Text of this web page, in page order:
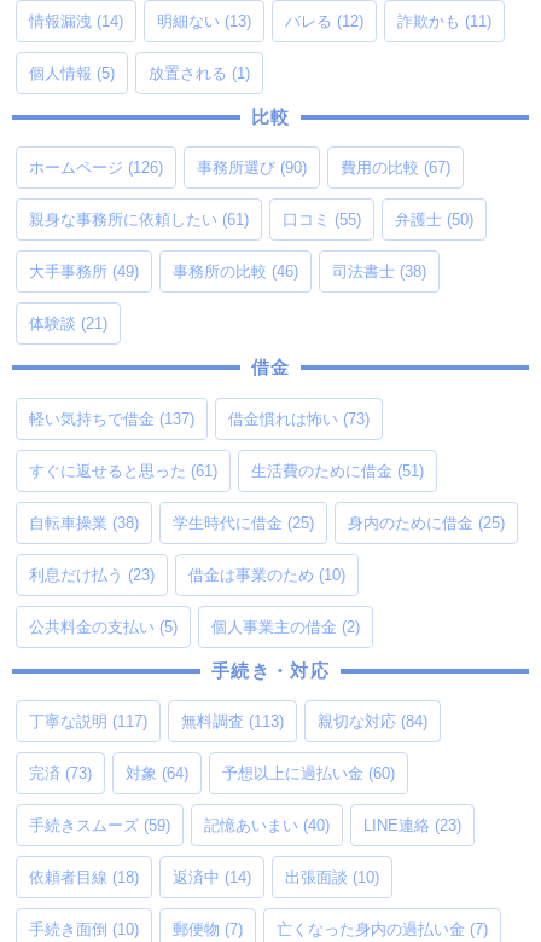
情報漏洩 (14) 明細ない (13) バレる (12) 詐欺かも (11)
個人情報 (5) 放置される (1)
比較
ホームページ (126) 事務所選び (90) 費用の比較 (67)
親身な事務所に依頼したい (61) 口コミ (55) 弁護士 (50)
大手事務所 (49) 事務所の比較 (46) 司法書士 (38)
体験談 (21)
借金
軽い気持ちで借金 (137) 借金慣れは怖い (73)
すぐに返せると思った (61) 生活費のために借金 (51)
自転車操業 (38) 学生時代に借金 (25) 身内のために借金 (25)
利息だけ払う (23) 借金は事業のため (10)
公共料金の支払い (5) 個人事業主の借金 (2)
手続き・対応
丁寧な説明 (117) 無料調査 (113) 親切な対応 (84)
完済 (73) 対象 (64) 予想以上に過払い金 (60)
手続きスムーズ (59) 記憶あいまい (40) LINE連絡 (23)
依頼者目線 (18) 返済中 (14) 出張面談 (10)
手続き面倒 (10) 郵便物 (7) 亡くなった身内の過払い金 (7)